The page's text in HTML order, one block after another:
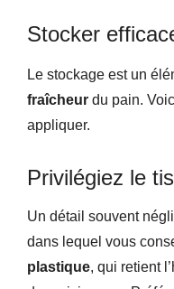
Stocker
Le stockage est un
fraîcheur du pain.
appliquer.
Privilégiez le
Un détail souvent
dans lequel vous
plastique, qui retient